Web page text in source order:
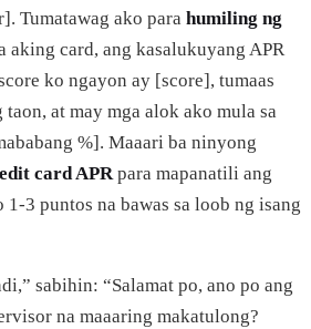
Tumatawag ako para humiling ng
aking card, ang kasalukuyang APR
ko ngayon ay [score], tumaas
at may mga alok ako mula sa
%]. Maaari ba ninyong
card APRpara mapanatili ang
3 puntos na bawas sa loob ng isang
sabihin: “Salamat po, ano po ang
na maaaring makatulong?